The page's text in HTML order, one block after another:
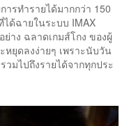
รทำรายได้มากกว่า 150
ได้ฉายในระบบ IMAX
ย่าง ฉลาดเกมส์โกง ของผู้
ยุดลงง่ายๆ เพราะนับวัน
วมไปถึงรายได้จากทุกประ